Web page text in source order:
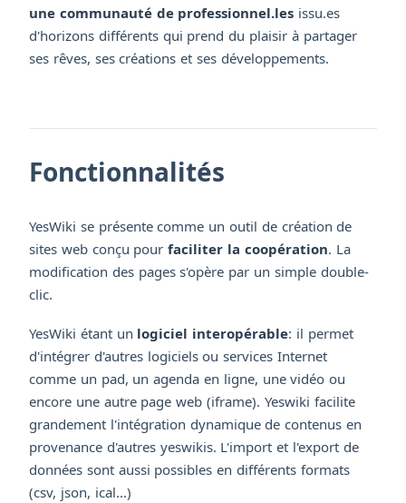
une communauté de professionnel.les issu.es
d'horizons différents qui prend du plaisir à partager
ses rêves, ses créations et ses développements.
Fonctionnalités
YesWiki se présente comme un outil de création de
sites web conçu pourfaciliter la coopération. La
modification des pages s'opère par un simple double-
clic.
YesWiki étant un logiciel interopérable: il permet
d'intégrer d'autres logiciels ou services Internet
comme un pad, un agenda en ligne, une vidéo ou
encore une autre page web (iframe). Yeswiki facilite
grandement l'intégration dynamique de contenus en
provenance d'autres yeswikis. L'import et l'export de
données sont aussi possibles en différents formats
(csv, json, ical...)